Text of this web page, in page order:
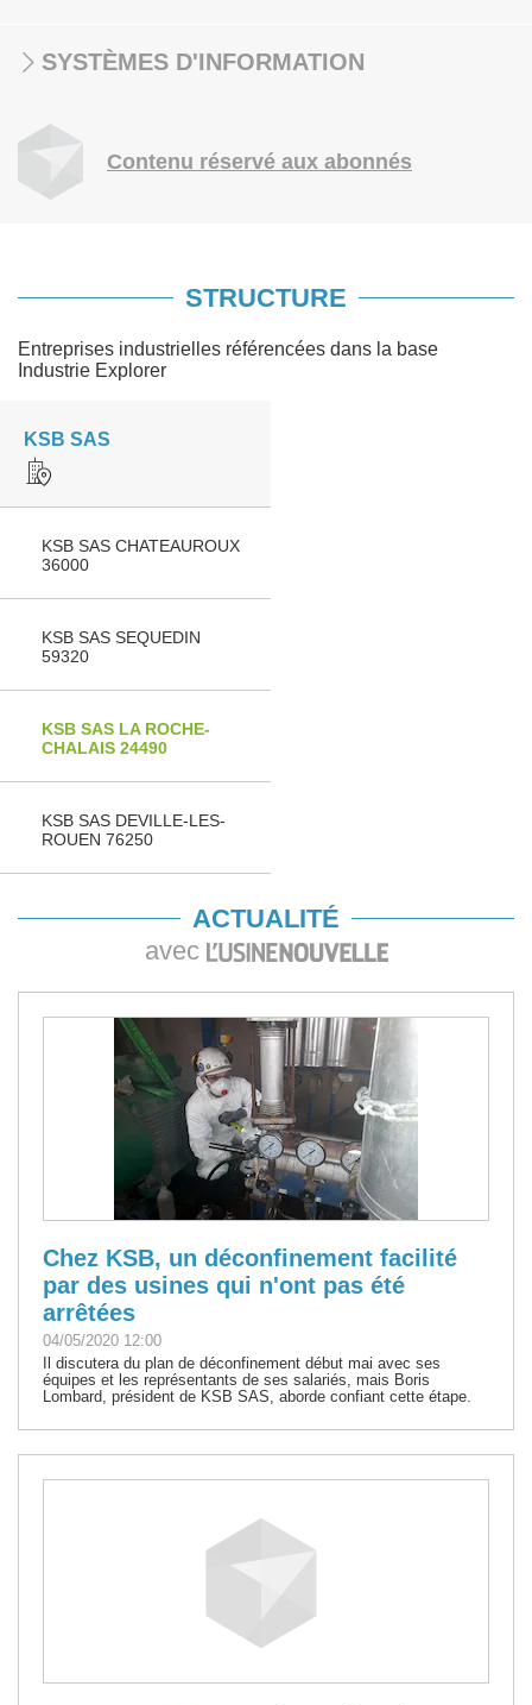
SYSTÈMES D'INFORMATION
Contenu réservé aux abonnés
STRUCTURE
Entreprises industrielles référencées dans la base
Industrie Explorer
KSB SAS
KSB SAS CHATEAUROUX
36000
KSB SAS SEQUEDIN
59320
KSB SAS LA ROCHE-
CHALAIS 24490
KSB SAS DEVILLE-LES-
ROUEN 76250
ACTUALITÉ
avec
Chez KSB, un déconfinement facilité
par des usines qui n'ont pas été
arrêtées
04/05/2020 12:00
Il discutera du plan de déconfinement début mai avec ses
équipes et les représentants de ses salariés, mais Boris
Lombard, président de KSB SAS, aborde confiant cette étape.